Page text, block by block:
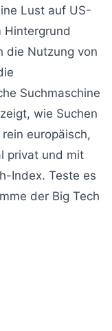
Lust auf US-
Hintergrund
die Nutzung von
Suchmaschine
wie Suchen
europäisch,
privat und mit
Index. Teste es
der Big Tech